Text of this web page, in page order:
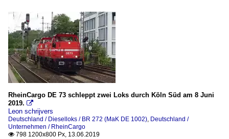
RheinCargo DE 73 schleppt zwei Loks durch Köln Süd am 8 Juni
2019. 
Leon schrijvers
Deutschland / Dieselloks / BR 272 (MaK DE 1002), Deutschland /
Unternehmen / RheinCargo
 798 1200x800 Px, 13.06.2019